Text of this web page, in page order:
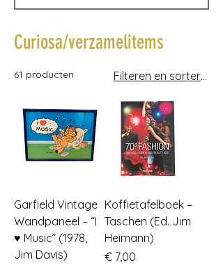
Curiosa/verzamelitems
61 producten Filteren en sorteren
Garfield Vintage
Wandpaneel – “I
♥ Music” (1978,
Jim Davis)
Koffietafelboek –
Taschen (Ed. Jim
Heimann)
Prijs
€ 7,00